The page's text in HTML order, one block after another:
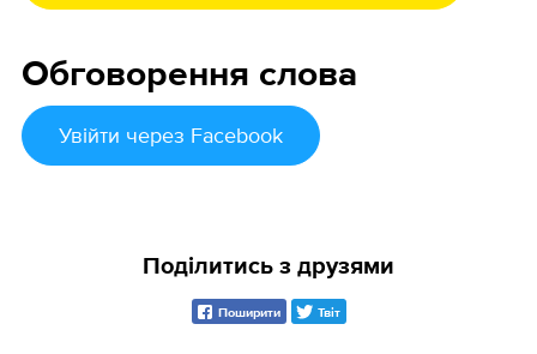
Обговорення слова
Увійти через Facebook
Поділитись з друзями
Поширити Твіт